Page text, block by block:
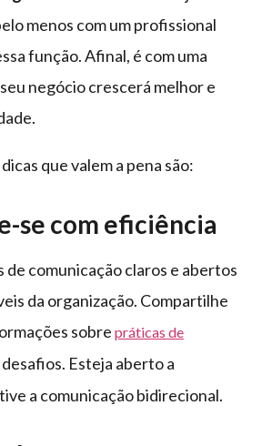
menos com um profissional
função. Afinal, é com uma
negócio crescerá melhor e
que valem a pena são:
se com eficiência
de comunicação claros e abertos
da organização. Compartilhe
sobre práticas de
desafios. Esteja aberto a
a comunicação bidirecional.